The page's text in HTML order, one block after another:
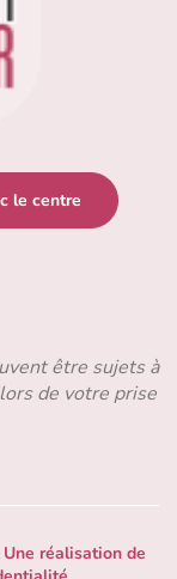
le centre
être sujets à
de votre prise
Une réalisation de